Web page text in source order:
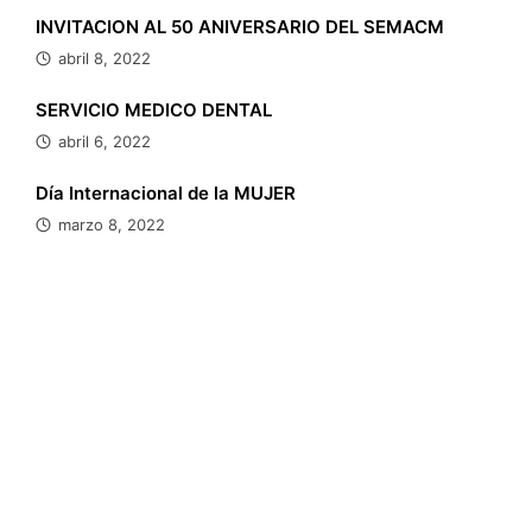
INVITACION AL 50 ANIVERSARIO DEL SEMACM
abril 8, 2022
SERVICIO MEDICO DENTAL
abril 6, 2022
Día Internacional de la MUJER
marzo 8, 2022